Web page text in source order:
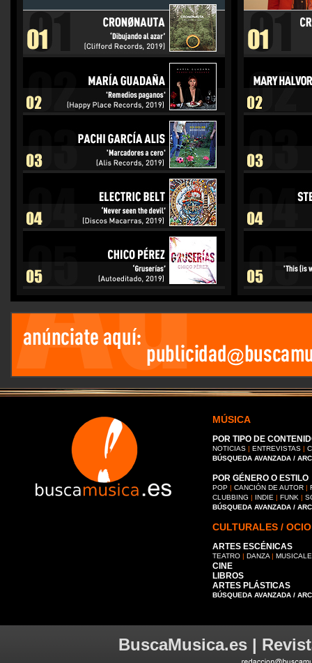
MÚSICA
POR TIPO DE
NOTICIAS | ENTREVISTAS |
BÚSQUEDA AVANZADA /
POR GÉNERO O ESTILO
POP | CANCIÓN DE AUTOR |
CLUBBING | INDIE | FUNK |
BÚSQUEDA AVANZADA /
CULTURALES / OCIO
ARTES ESCÉNICAS
TEATRO | DANZA |
CINE
LIBROS
ARTES PLÁSTICAS
BÚSQUEDA AVANZADA /
BuscaMusica.es |